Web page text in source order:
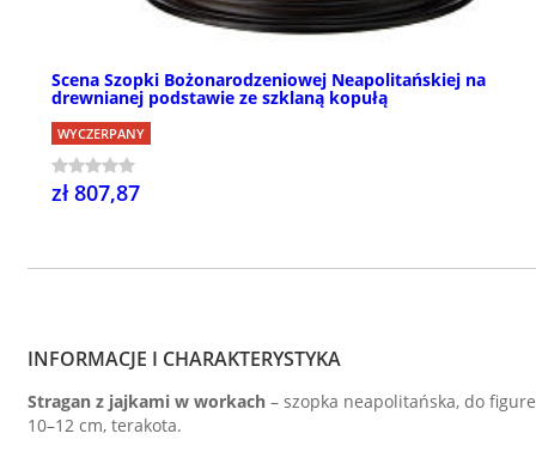
Scena Szopki Bożonarodzeniowej Neapolitańskiej na
drewnianej podstawie ze szklaną kopułą
WYCZERPANY
zł 807,87
INFORMACJE I CHARAKTERYSTYKA
Stragan z jajkami w workach – szopka neapolitańska, do
10–12 cm, terakota.